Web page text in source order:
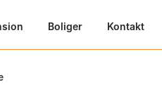
Boliger Kontakt